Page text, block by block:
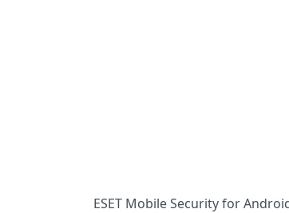
ESET Mobile Security for